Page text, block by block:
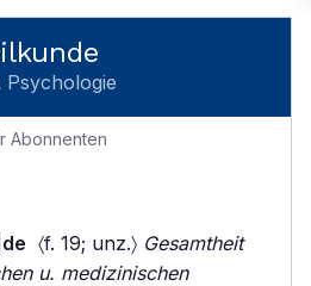
Psychologie
Abonnenten
〈f. 19; unz.〉 Gesamtheit
u. medizinischen